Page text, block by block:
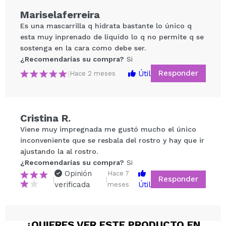
Vegan.
Cruelty free.
Tu vídeo podría ser el primero. Imagínatelo...
¿Recomendarías su compra?
5/5
Mariselaferreira
Es una mascarrilla q hidrata bastante lo único q
esta muy inprenado de líquido lo q no permite q se
sostenga en la cara como debe ser.
¿Recomendarías su compra? Si
| Hace 2 meses Útil Responder
Cristina R.
Viene muy impregnada me gustó mucho el único
inconveniente que se resbala del rostro y hay que ir
ajustando la al rostro.
¿Recomendarías su compra? Si
|
Opinión
verificada
|
Hace 7
meses
Útil
Responder